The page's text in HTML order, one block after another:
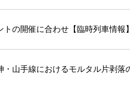
トの開催に合わせ【臨時列車情報
・山手線におけるモルタル片剥落